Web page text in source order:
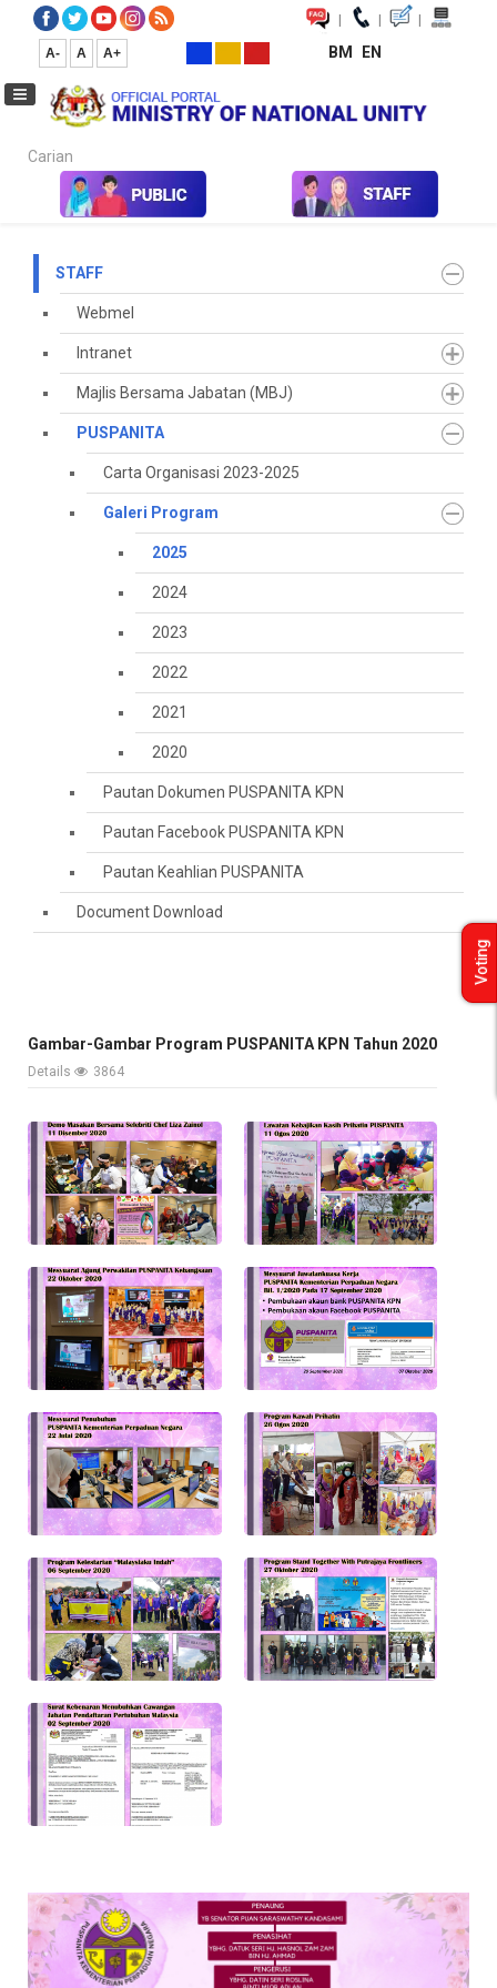
| | |
A- A A+ BM EN
Carian...
Staff PUSPANITA Galeri Program 2025 Warga
STAFF
Webmel
Intranet
Majlis Bersama Jabatan (MBJ)
PUSPANITA
Carta Organisasi 2023-2025
Galeri Program
2025
2024
2023
2022
2021
2020
Pautan Dokumen PUSPANITA KPN
Pautan Facebook PUSPANITA KPN
Pautan Keahlian PUSPANITA
Document Download
Gambar-Gambar Program PUSPANITA KPN Tahun 2020
Details 3864
Voting